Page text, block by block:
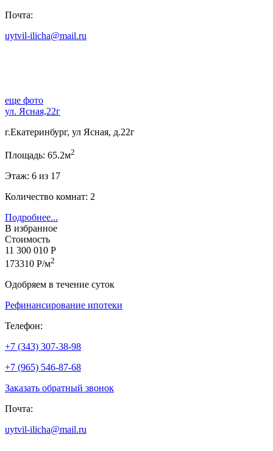
Почта:
uytvil-ilicha@mail.ru
еще фото
ул. Ясная,22г
г.Екатеринбург, ул Ясная, д.22г
Площадь: 65.2м2
Этаж: 6 из 17
Количество комнат: 2
Подробнее...
В избранное
Стоимость
11 300 010 Р
173310 Р/м2
Одобряем в течение суток
Рефинансирование ипотеки
Телефон:
+7 (343) 307-38-98
+7 (965) 546-87-68
Заказать обратный звонок
Почта:
uytvil-ilicha@mail.ru